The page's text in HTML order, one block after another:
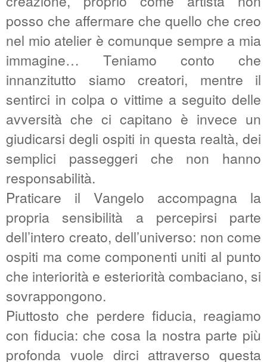
posso che affermare che quello che creo
nel mio atelier è comunque sempre a mia
immagine… Teniamo conto che
innanzitutto siamo creatori, mentre il
sentirci in colpa o vittime a seguito delle
avversità che ci capitano è invece un
giudicarsi degli ospiti in questa realtà, dei
semplici passeggeri che non hanno
responsabilità.
Praticare il Vangelo accompagna la
propria sensibilità a percepirsi parte
dell’intero creato, dell’universo: non come
ospiti ma come componenti uniti al punto
che interiorità e esteriorità combaciano, si
sovrappongono.
Piuttosto che perdere fiducia, reagiamo
con fiducia: che cosa la nostra parte più
profonda vuole dirci attraverso questa